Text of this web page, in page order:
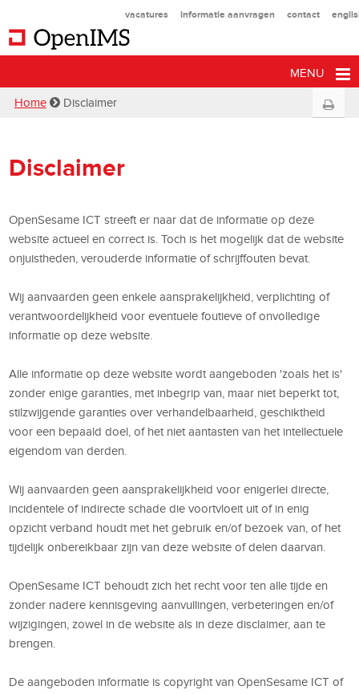
vacatures informatie aanvragen contact
MENU
Home Disclaimer
Disclaimer
OpenSesame ICT streeft er naar dat de informatie op deze
website actueel en correct is. Toch is het mogelijk dat de website
onjuistheden, verouderde informatie of schrijffouten bevat.
Wij aanvaarden geen enkele aansprakelijkheid, verplichting of
verantwoordelijkheid voor eventuele foutieve of onvolledige
informatie op deze website.
Alle informatie op deze website wordt aangeboden 'zoals het is'
zonder enige garanties, met inbegrip van, maar niet beperkt tot,
stilzwijgende garanties over verhandelbaarheid, geschiktheid
voor een bepaald doel, of het niet aantasten van het intellectuele
eigendom van derden.
Wij aanvaarden geen aansprakelijkheid voor enigerlei directe,
incidentele of indirecte schade die voortvloeit uit of in enig
opzicht verband houdt met het gebruik en/of bezoek van, of het
tijdelijk onbereikbaar zijn van deze website of delen daarvan.
OpenSesame ICT behoudt zich het recht voor ten alle tijde en
zonder nadere kennisgeving aanvullingen, verbeteringen en/of
wijzigingen, zowel in de website als in deze disclaimer, aan te
brengen.
De aangeboden informatie is copyright van OpenSesame ICT of